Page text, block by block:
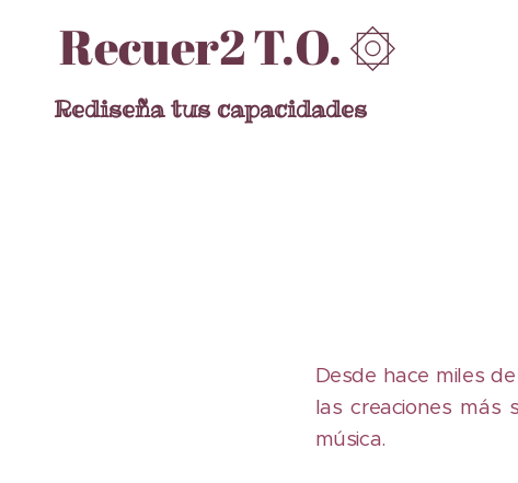
Recuer2 T.O. ۞
Rediseña tus capacidades
Desde hace miles
las creaciones más
música.